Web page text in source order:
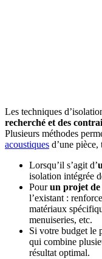
Les techniques
recherché et des
Plusieurs méthodes
acoustiques d’une
Lorsqu’il s’agit d’
isolation intégrée
Pourun projet
l’existant :
matériaux
menuiseries, etc.
Si votre budget le
qui combine
résultat optimal.